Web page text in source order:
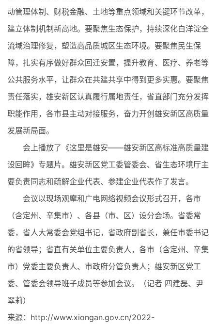
动管理体制、财税金融、土地等重点领域和关键环节改革，
建立体制机制新高地。要聚焦生态保护，持续深化白洋淀全
流域治理修复，塑造高品质城区生态环境。要聚焦民生保
障，扎实有序做好群众回迁安置，提升教育、医疗、养老等
公共服务水平，让群众在共建共享中得到更多实惠。要聚焦
责任落实，雄安新区认真履行属地责任，省直部门充分发挥
职能作用，各市县主动对接服务，奋力开创雄安新区高质量
发展新局面。
会上播放了《这里是雄安——雄安新区高标准高质量建
设回眸》专题片。雄安新区党工委管委会、省生态环境厅主
要负责同志和疏解企业代表、参建企业代表作了发言。
会议以现场观摩和广电网络视频会议形式召开，各市
（含定州、辛集市）、各县（市、区）设分会场。省委常
委，省人大常委会党组书记，省政府副省长，兼任市委书记
的省领导；省直有关单位主要负责人，各市（含定州、辛集
市）党委主要负责人、市政府分管负责人；雄安新区党工
委、管委会领导班子成员等参加会议。（记者 四建磊、尹
翠莉）
来源：http://www.xiongan.gov.cn/2022-